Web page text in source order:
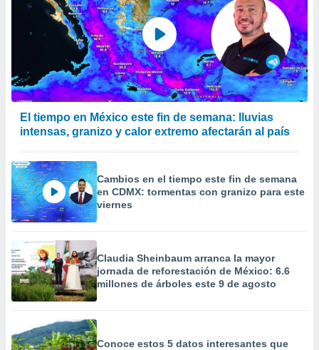
El tiempo en México este fin de semana: lluvias
intensas, granizo y calor extremo afectarán al país
Cambios en el tiempo este fin de semana
en CDMX: tormentas con granizo para este
viernes
Claudia Sheinbaum arranca la mayor
jornada de reforestación de México: 6.6
millones de árboles este 9 de agosto
Conoce estos 5 datos interesantes que